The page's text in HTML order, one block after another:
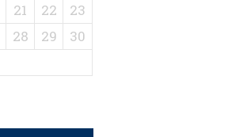
21 22
23
28 29
30